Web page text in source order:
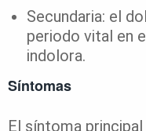
Secundaria: el
periodo vital en
indolora.
Síntomas
El síntoma